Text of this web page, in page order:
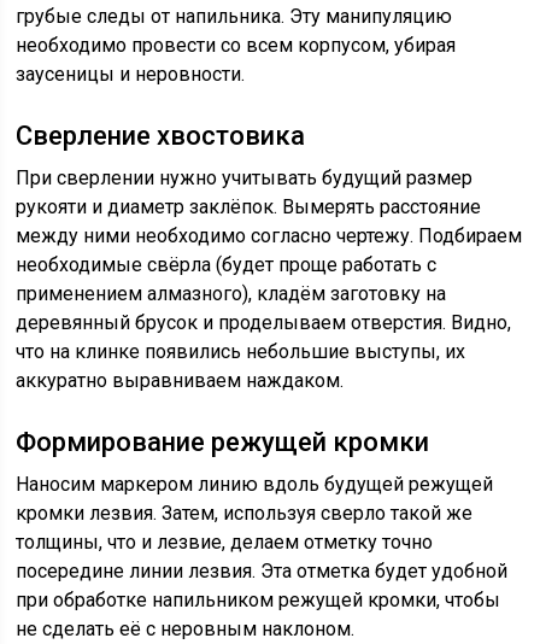
грубые следы от напильника. Эту манипуляцию
необходимо провести со всем корпусом, убирая
заусеницы и неровности.
Сверление хвостовика
При сверлении нужно учитывать будущий размер
рукояти и диаметр заклёпок. Вымерять расстояние
между ними необходимо согласно чертежу. Подбираем
необходимые свёрла (будет проще работать с
применением алмазного), кладём заготовку на
деревянный брусок и проделываем отверстия. Видно,
что на клинке появились небольшие выступы, их
аккуратно выравниваем наждаком.
Формирование режущей кромки
Наносим маркером линию вдоль будущей режущей
кромки лезвия. Затем, используя сверло такой же
толщины, что и лезвие, делаем отметку точно
посередине линии лезвия. Эта отметка будет удобной
при обработке напильником режущей кромки, чтобы
не сделать её с неровным наклоном.